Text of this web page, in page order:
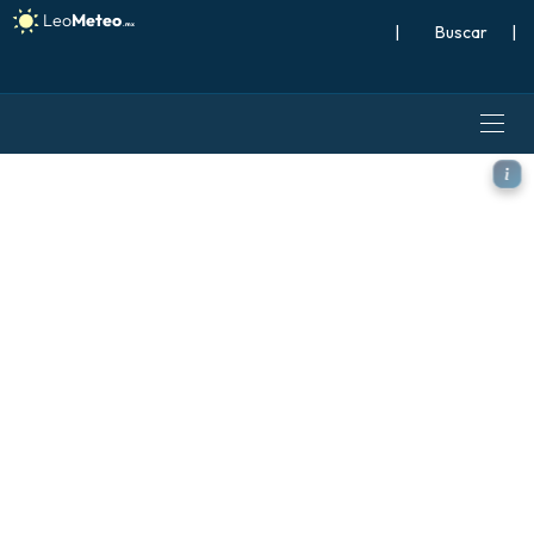
| |
ICON modelo - Caribe,